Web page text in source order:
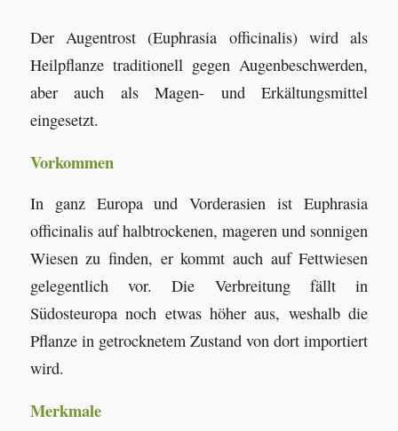
Der Augentrost (Euphrasia officinalis) wird als
Heilpflanze traditionell gegen Augenbeschwerden,
aber auch als Magen- und Erkältungsmittel
eingesetzt.
Vorkommen
In ganz Europa und Vorderasien ist Euphrasia
officinalis auf halbtrockenen, mageren und sonnigen
Wiesen zu finden, er kommt auch auf Fettwiesen
gelegentlich vor. Die Verbreitung fällt in
Südosteuropa noch etwas höher aus, weshalb die
Pflanze in getrocknetem Zustand von dort importiert
wird.
Merkmale